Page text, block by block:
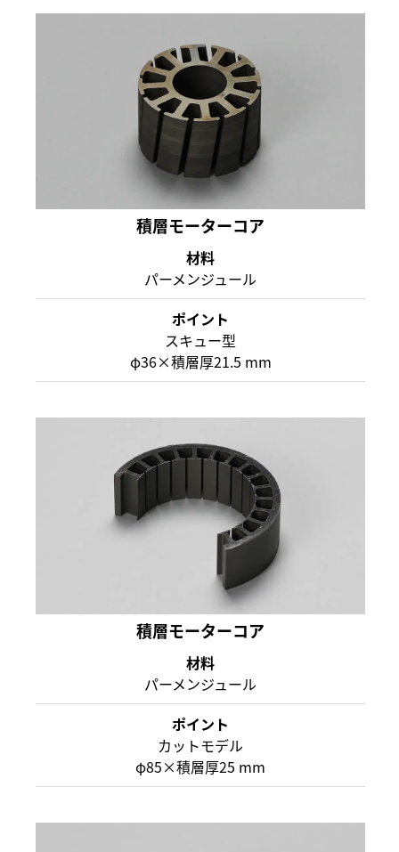
積層モーターコア
材料
パーメンジュール
ポイント
スキュー型
φ36×積層厚21.5 mm
積層モーターコア
材料
パーメンジュール
ポイント
カットモデル
φ85×積層厚25 mm